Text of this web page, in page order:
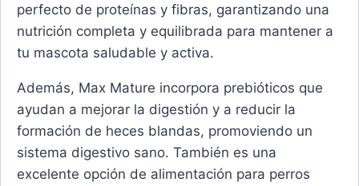
perfecto de proteínas y fibras, garantizando una
nutrición completa y equilibrada para mantener a
tu mascota saludable y activa.
Además, Max Mature incorpora prebióticos que
ayudan a mejorar la digestión y a reducir la
formación de heces blandas, promoviendo un
sistema digestivo sano. También es una
excelente opción de alimentación para perros